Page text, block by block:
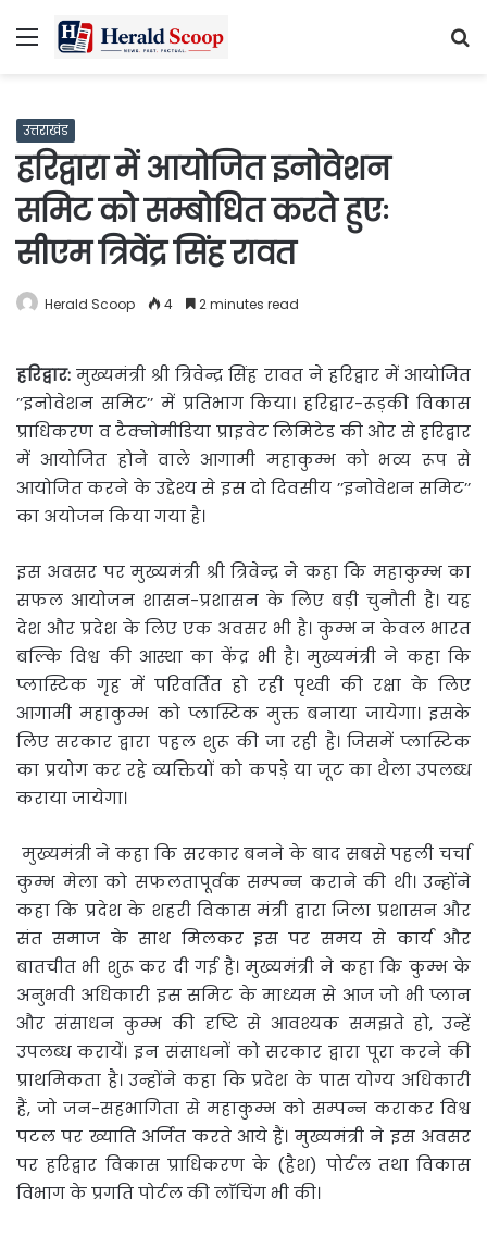
Menu
उत्तराखंड
हरिद्वारा में आयोजित इनोवेशन
समिट को सम्बोधित करते हुएः
सीएम त्रिवेंद्र सिंह रावत
Herald Scoop 4 2 minutes read
हरिद्वार:मुख्यमंत्री श्री त्रिवेन्द्र सिंह रावत ने हरिद्वार मेंआयोजित
’’इनोवेशन समिट’’ में प्रतिभाग किया। हरिद्वार-रूड़की विकास
प्राधिकरण व टैक्नोमीडिया प्राइवेट लिमिटेड की ओर से हरिद्वार
में आयोजित होने वाले आगामी महाकुम्भ को भव्य रूप से
आयोजित करने के उद्देश्य से इस दो दिवसीय ’’इनोवेशन समिट’’
का अयोजन किया गया है।
इस अवसर पर मुख्यमंत्री श्री त्रिवेन्द्र ने कहा कि महाकुम्भ का
सफल आयोजन शासन-प्रशासन के लिए बड़ी चुनौती है। यह
देश और प्रदेश के लिए एक अवसर भी है। कुम्भ न केवल भारत
बल्कि विश्व की आस्था का केंद्र भी है। मुख्यमंत्री ने कहा कि
प्लास्टिक गृह में परिवर्तित हो रही पृथ्वी की रक्षा के लिए
आगामी महाकुम्भ को प्लास्टिक मुक्त बनाया जायेगा। इसके
लिए सरकार द्वारा पहल शुरू की जा रही है। जिसमें प्लास्टिक
का प्रयोग कर रहे व्यक्तियों को कपड़े या जूट का थैला उपलब्ध
कराया जायेगा।
मुख्यमंत्री ने कहा कि सरकार बनने के बाद सबसे पहली चर्चा
कुम्भ मेला को सफलतापूर्वक सम्पन्न कराने की थी। उन्होंने
कहा कि प्रदेश के शहरी विकास मंत्री द्वारा जिला प्रशासन और
संत समाज के साथ मिलकर इस पर समय से कार्य और
बातचीत भी शुरू कर दी गई है। मुख्यमंत्री ने कहा कि कुम्भ के
अनुभवी अधिकारी इस समिट के माध्यम से आज जो भी प्लान
और संसाधन कुम्भ की दृष्टि से आवश्यक समझते हो, उन्हें
उपलब्ध करायें। इन संसाधनों को सरकार द्वारा पूरा करने की
प्राथमिकता है। उन्होंने कहा कि प्रदेश के पास योग्य अधिकारी
हैं, जो जन-सहभागिता से महाकुम्भ को सम्पन्न कराकर विश्व
पटल पर ख्याति अर्जित करते आये हैं। मुख्यमंत्री ने इस अवसर
पर हरिद्वार विकास प्राधिकरण के (हैश) पोर्टल तथा विकास
विभाग के प्रगति पोर्टल की लाॅचिंग भी की।